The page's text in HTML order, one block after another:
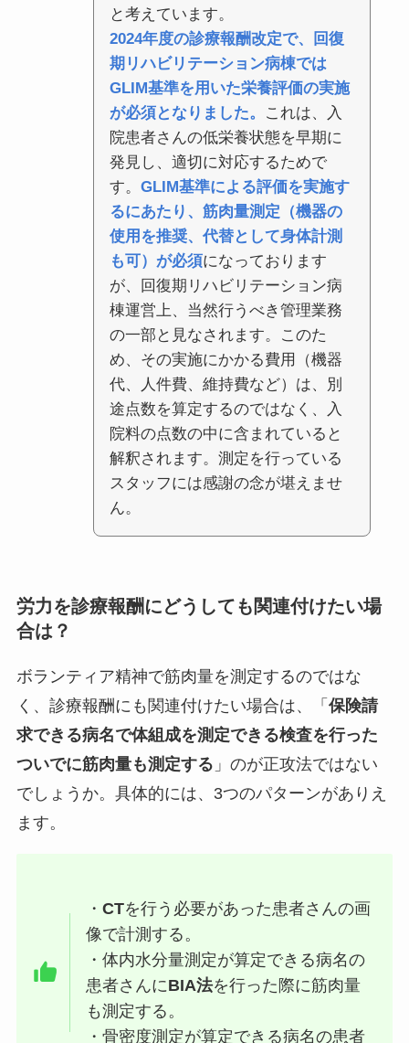
と考えています。
2024年度の診療報酬改定で、回復
期リハビリテーション病棟では
GLIM基準を用いた栄養評価の実施
が必須となりました。
これは、入
院患者さんの低栄養状態を早期に
発見し、適切に対応するためで
す。 GLIM基準による評価を実施す
るにあたり、筋肉量測定（機器の
使用を推奨、代替として身体計測
も可）が必須になっております
が、回復期リハビリテーション病
棟運営上、当然行うべき管理業務
の一部と見なされます。このた
め、その実施にかかる費用（機器
代、人件費、維持費など）は、別
途点数を算定するのではなく、入
院料の点数の中に含まれていると
解釈されます。測定を行っている
スタッフには感謝の念が堪えませ
ん。
労力を診療報酬にどうしても関連付けたい場
合は？
ボランティア精神で筋肉量を測定するのではな
く、診療報酬にも関連付けたい場合は、「 保険請
求できる病名で体組成を測定できる検査を行った
ついでに筋肉量も測定する 」のが正攻法ではない
でしょうか。具体的には、3つのパターンがありえ
ます。
・CTを行う必要があった患者さんの画
像で計測する。
・体内水分量測定が算定できる病名の
患者さんにBIA法を行った際に筋肉量
も測定する。
・骨密度測定が算定できる病名の患者